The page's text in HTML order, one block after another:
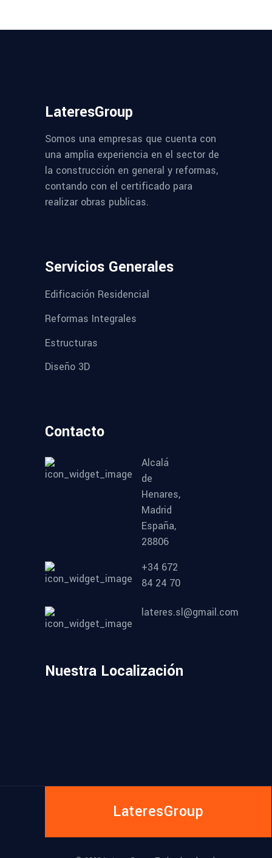
LateresGroup
Somos una empresas que cuenta con
una amplia experiencia en el sector de
la construcción en general y reformas,
contando con el certificado para
realizar obras publicas.
Servicios Generales
Edificación Residencial
Reformas Integrales
Estructuras
Diseño 3D
Contacto
Alcalá
de
Henares,
Madrid
España,
28806
+34 672
84 24 70
lateres.sl@gmail.com
Nuestra Localización
LateresGroup